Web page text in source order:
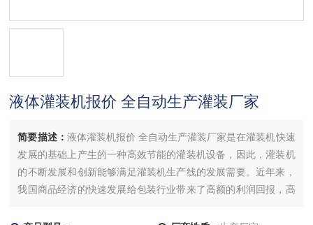
液体灌装机报价 全自动生产灌装厂家
简要描述： 液体灌装机报价 全自动生产灌装厂家是在灌装机快速
发展的基础上产生的一种高效节能的灌装机设备，因此，灌装机
的不断发展和创新能够满足灌装机生产线的发展需要。近年来，
我国商品经济的快速发展给包装行业带来了高额的利润回报，高